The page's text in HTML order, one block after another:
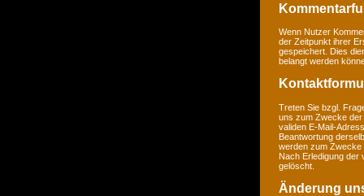
Wenn Nutzer
der Zeitpunkt ihrer
gespeichert. Dies
belangt werden
Treten Sie bzgl.
uns zum Zwecke der
validen E-Mail-
Beantwortung
werden zum Zwecke
Nach Erledigung der
gelöscht.
Änderung